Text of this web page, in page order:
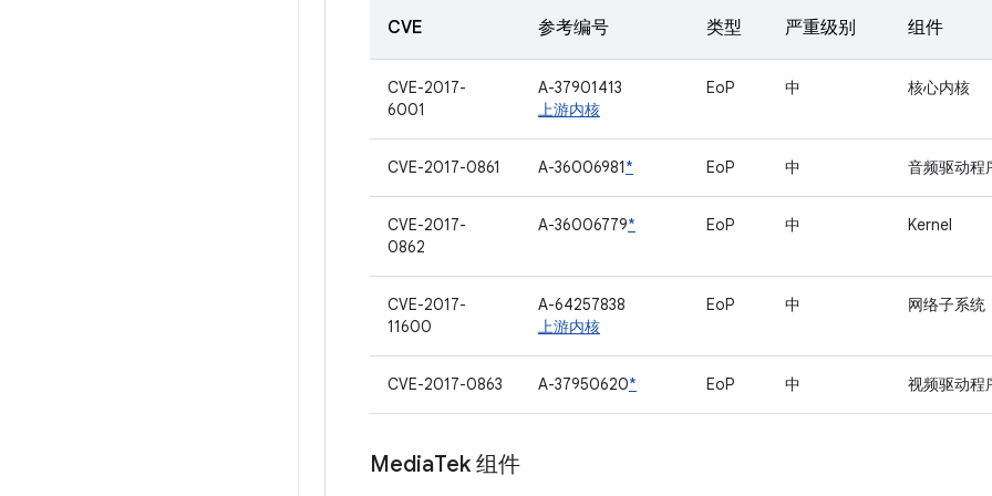
CVE 参考编号 类型 严重级别 组件
CVE-2017-
6001
A-37901413
上游内核
EoP 中 核心内核
CVE-2017-0861 A-36006981* EoP 中 音频驱动程
CVE-2017-
0862
A-36006779* EoP 中 Kernel
CVE-2017-
11600
A-64257838
上游内核
EoP 中 网络子系统
CVE-2017-0863 A-37950620* EoP 中 视频驱动程
MediaTek 组件